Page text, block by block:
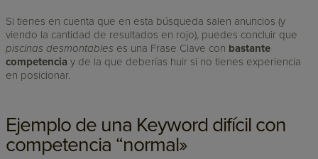
Si tienes en cuenta que en esta búsqueda salen anuncios (y
viendo la cantidad de resultados en rojo), puedes concluir que
piscinas desmontables es una Frase Clave con bastante
competencia y de la que deberías huir si no tienes experiencia
en posicionar.
Ejemplo de una Keyword difícil con
competencia “normal»